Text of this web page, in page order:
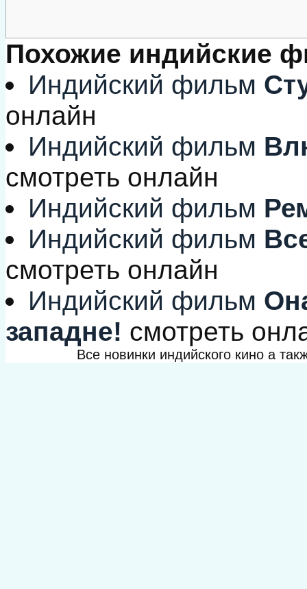
Похожие индийские
Индийский фильм
онлайн
Индийский фильм
смотреть онлайн
Индийский фильм
Индийский фильм
смотреть онлайн
Индийский фильм
западне! смотреть
Все новинки индийского кино а